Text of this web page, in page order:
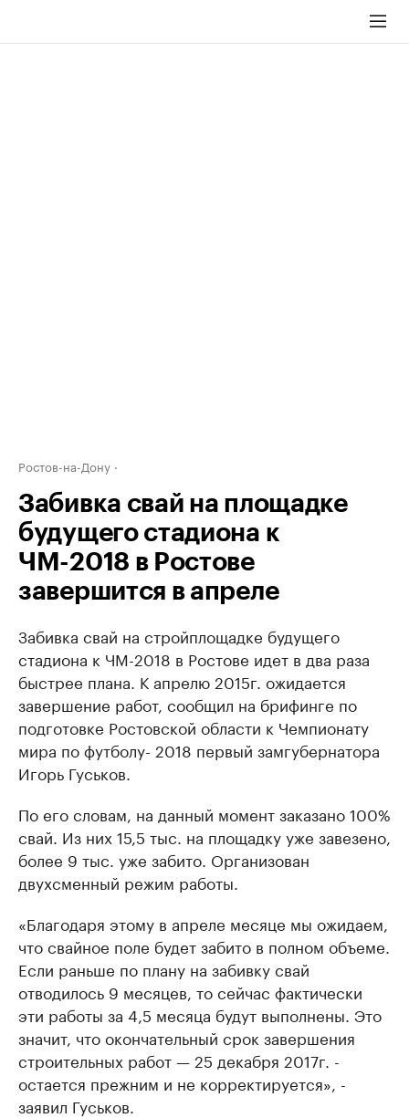
Ростов-на-Дону
Забивка свай на площадке
будущего стадиона к
ЧМ-2018 в Ростове
завершится в апреле
Забивка свай на стройплощадке будущего
стадиона к ЧМ-2018 в Ростове идет в два раза
быстрее плана. К апрелю 2015г. ожидается
завершение работ, сообщил на брифинге по
подготовке Ростовской области к Чемпионату
мира по футболу- 2018 первый замгубернатора
Игорь Гуськов.
По его словам, на данный момент заказано 100%
свай. Из них 15,5 тыс. на площадку уже завезено,
более 9 тыс. уже забито. Организован
двухсменный режим работы.
«Благодаря этому в апреле месяце мы ожидаем,
что свайное поле будет забито в полном объеме.
Если раньше по плану на забивку свай
отводилось 9 месяцев, то сейчас фактически
эти работы за 4,5 месяца будут выполнены. Это
значит, что окончательный срок завершения
строительных работ — 25 декабря 2017г. -
остается прежним и не корректируется», -
заявил Гуськов.